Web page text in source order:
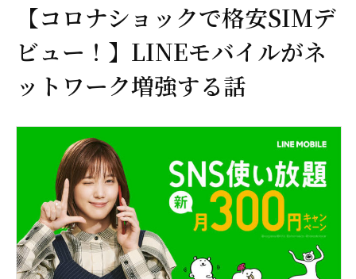
【コロナショックで格安SIMデ
ビュー！】LINEモバイルがネ
ットワーク増強する話